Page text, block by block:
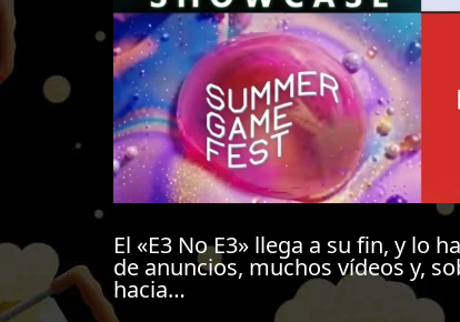
El «E3 No E3» llega a su fin, y lo
de anuncios, muchos vídeos y,
hacia…